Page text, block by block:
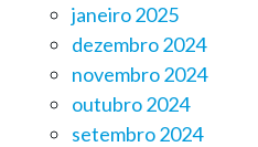
janeiro 2025
dezembro 2024
novembro 2024
outubro 2024
setembro 2024